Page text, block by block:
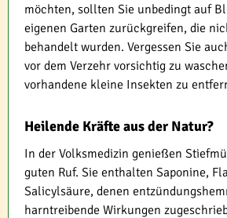
möchten, sollten Sie unbedingt auf
eigenen Garten zurückgreifen, die
behandelt wurden. Vergessen Sie
vor dem Verzehr vorsichtig zu
vorhandene kleine Insekten zu
Heilende Kräfte aus der Natur?
In der Volksmedizin genießen
guten Ruf. Sie enthalten Saponine,
Salicylsäure, denen
harntreibende Wirkungen